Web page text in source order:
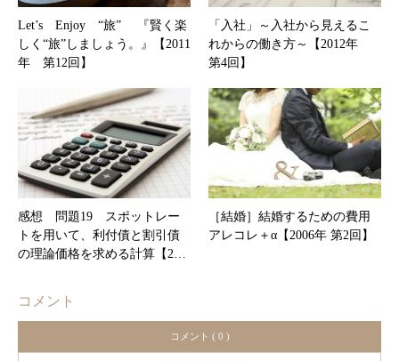
Let’s Enjoy “旅” 『賢く楽
しく“旅”しましょう。』【2011
年 第12回】
「入社」～入社から見えるこ
れからの働き方～【2012年
第4回】
感想 問題19 スポットレー
トを用いて、利付債と割引債
の理論価格を求める計算【2…
［結婚］結婚するための費用
アレコレ＋α【2006年 第2回】
コメント
コメント ( 0 )